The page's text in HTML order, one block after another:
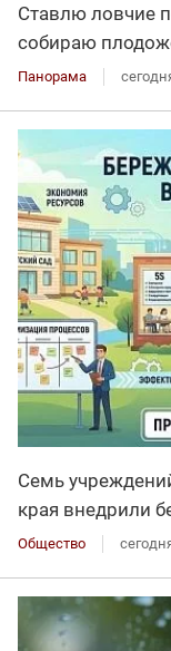
Ставлю ловчие
собираю
Панорама
Семь
края внедрили
Общество